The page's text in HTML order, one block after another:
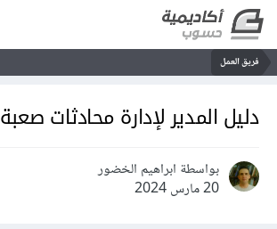
فريق العمل
دليل المدير لإدارة محادثات صعبة
بواسطة ابراهيم الخضور
20 مارس 2024